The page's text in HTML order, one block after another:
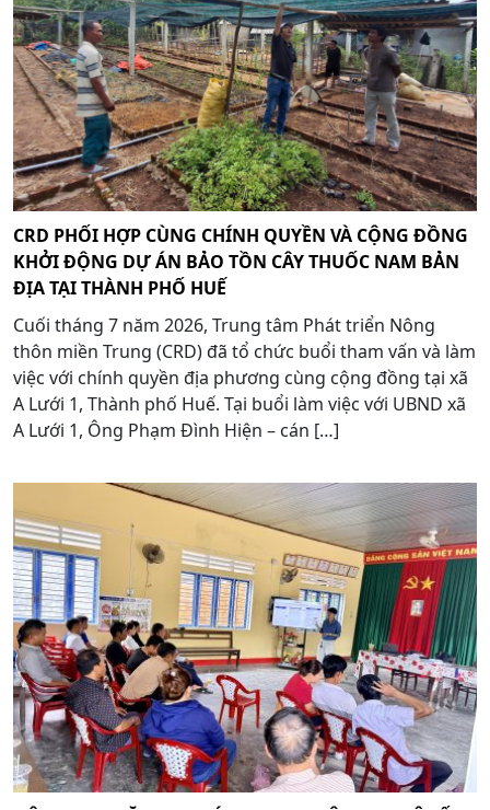
CRD PHỐI HỢP CÙNG CHÍNH QUYỀN VÀ CỘNG ĐỒNG
KHỞI ĐỘNG DỰ ÁN BẢO TỒN CÂY THUỐC NAM BẢN
ĐỊA TẠI THÀNH PHỐ HUẾ
Cuối tháng 7 năm 2026, Trung tâm Phát triển Nông
thôn miền Trung (CRD) đã tổ chức buổi tham vấn và làm
việc với chính quyền địa phương cùng cộng đồng tại xã
A Lưới 1, Thành phố Huế. Tại buổi làm việc với UBND xã
A Lưới 1, Ông Phạm Đình Hiện – cán […]